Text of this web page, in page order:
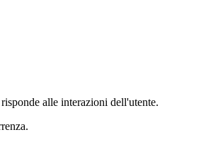
alle interazioni dell'utente.